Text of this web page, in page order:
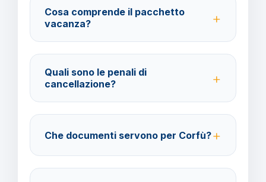
Cosa comprende il pacchetto
vacanza?
trasferimenti, soggiorno con trattamento
Pernottamento e Prima Colazione e assistenza
BarbaViaggi.
Quali sono le penali di
cancellazione?
29 giorni in poi. Con assicurazione facoltativa è
possibile ottenere il rimborso del 100%.
Che documenti servono per Corfù?
per la destinazione scelta.